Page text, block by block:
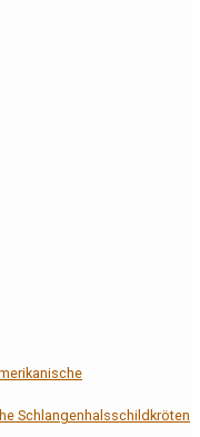
Schlangenhalsschildkröten